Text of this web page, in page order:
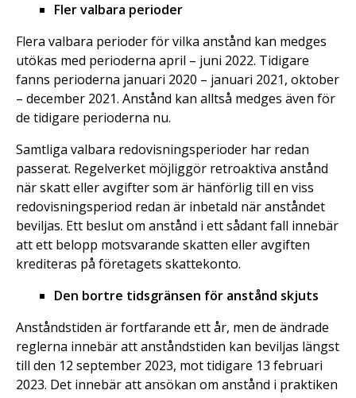
Fler valbara perioder
Flera valbara perioder för vilka anstånd kan medges
utökas med perioderna april – juni 2022. Tidigare
fanns perioderna januari 2020 – januari 2021, oktober
– december 2021. Anstånd kan alltså medges även för
de tidigare perioderna nu.
Samtliga valbara redovisningsperioder har redan
passerat. Regelverket möjliggör retroaktiva anstånd
när skatt eller avgifter som är hänförlig till en viss
redovisningsperiod redan är inbetald när anståndet
beviljas. Ett beslut om anstånd i ett sådant fall innebär
att ett belopp motsvarande skatten eller avgiften
krediteras på företagets skattekonto.
Den bortre tidsgränsen för anstånd skjuts
Anståndstiden är fortfarande ett år, men de ändrade
reglerna innebär att anståndstiden kan beviljas längst
till den 12 september 2023, mot tidigare 13 februari
2023. Det innebär att ansökan om anstånd i praktiken